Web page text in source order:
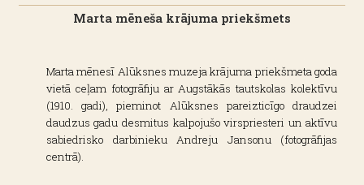
Marta mēneša krājuma priekšmets
Marta mēnesī Alūksnes muzeja krājuma priekšmeta goda
vietā ceļam fotogrāfiju ar Augstākās tautskolas kolektīvu
(1910. gadi), pieminot Alūksnes pareizticīgo draudzei
daudzus gadu desmitus kalpojušo virspriesteri un aktīvu
sabiedrisko darbinieku Andreju Jansonu (fotogrāfijas
centrā).